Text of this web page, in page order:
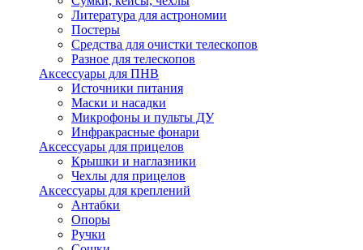
Литература для астрономии
Постеры
Средства для очистки телескопов
Разное для телескопов
Аксессуары для ПНВ
Источники питания
Маски и насадки
Микрофоны и пульты ДУ
Инфракрасные фонари
Аксессуары для прицелов
Крышки и наглазники
Чехлы для прицелов
Аксессуары для креплений
Антабки
Опоры
Ручки